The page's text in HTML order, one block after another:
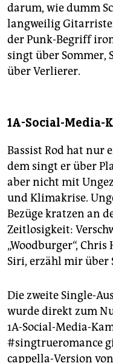
darum, wie dumm
langweilig
der Punk-Begriff
singt über Sommer,
über Verlierer.
1A-Social-Media-
Bassist Rod hat nur
dem singt er über
aber nicht mit
und Klimakrise.
Bezüge kratzen an
Zeitlosigkeit:
„Woodburger“,
Siri, erzähl mir über
Die zweite Single-
wurde direkt zum
1A-Social-Media-
#singtrueromance
cappella-Version